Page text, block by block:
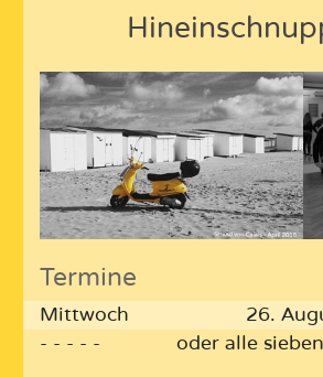
Termine
Mittwoch 26.
- - - - -
oder alle